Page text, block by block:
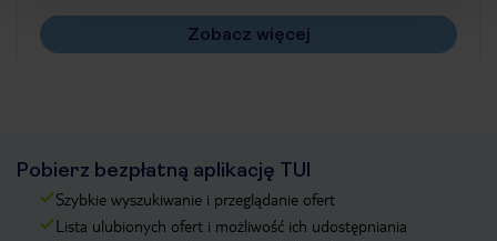
Zobacz więcej
Pobierz bezpłatną aplikację TUI
Szybkie wyszukiwanie i przeglądanie ofert
Lista ulubionych ofert i możliwość ich udostępniania